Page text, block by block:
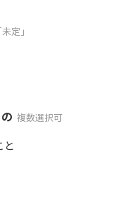
定」
複数選択可
と